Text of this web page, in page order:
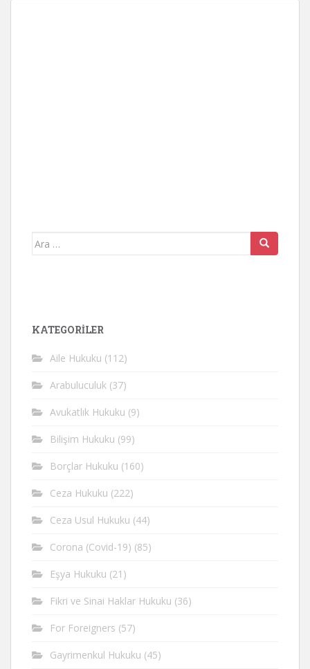
Arama
KATEGORİLER
Aile Hukuku (112)
Arabuluculuk (37)
Avukatlık Hukuku (9)
Bilişim Hukuku (99)
Borçlar Hukuku (160)
Ceza Hukuku (222)
Ceza Usul Hukuku (44)
Corona (Covid-19) (85)
Eşya Hukuku (21)
Fikri ve Sinai Haklar Hukuku (36)
For Foreigners (57)
Gayrimenkul Hukuku (45)